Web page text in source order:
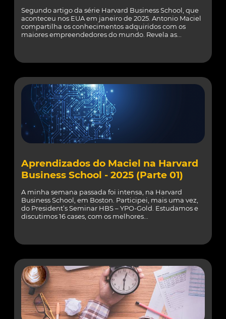
Segundo artigo da série Harvard Business School, que
aconteceu nos EUA em janeiro de 2025. Antonio Maciel
compartilha os conhecimentos adquiridos com os
maiores empreendedores do mundo. Revela as...
Aprendizados do Maciel na Harvard
Business School - 2025 (Parte 01)
A minha semana passada foi intensa, na Harvard
Business School, em Boston. Participei, mais uma vez,
do President’s Seminar HBS – YPO-Gold. Estudamos e
discutimos 16 cases, com os melhores...